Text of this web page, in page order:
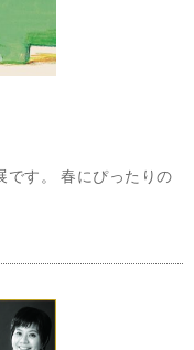
です。 春にぴったりの